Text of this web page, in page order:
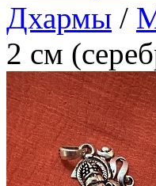
Дхармы /
2 см